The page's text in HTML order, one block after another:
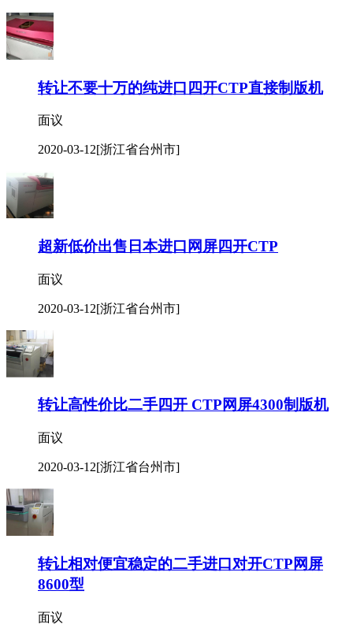
转让不要十万的纯进口四开CTP直接制版机
面议
2020-03-12[浙江省台州市]
超新低价出售日本进口网屏四开CTP
面议
2020-03-12[浙江省台州市]
转让高性价比二手四开 CTP网屏4300制版机
面议
2020-03-12[浙江省台州市]
转让相对便宜稳定的二手进口对开CTP网屏
8600型
面议